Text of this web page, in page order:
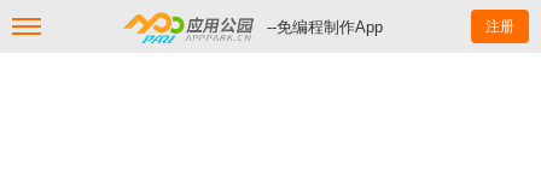
--免编程制作App 注册